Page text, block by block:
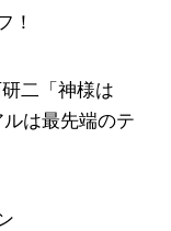
！
二「神様は
ルは最先端のテ